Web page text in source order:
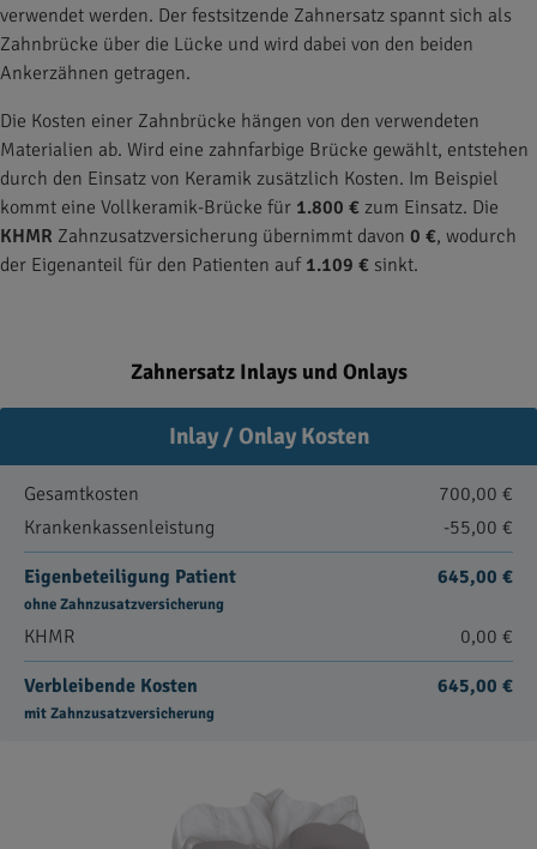
verwendet werden. Der festsitzende Zahnersatz spannt sich als
Zahnbrücke über die Lücke und wird dabei von den beiden
Ankerzähnen getragen.
Die Kosten einer Zahnbrücke hängen von den verwendeten
Materialien ab. Wird eine zahnfarbige Brücke gewählt, entstehen
durch den Einsatz von Keramik zusätzlich Kosten. Im Beispiel
kommt eine Vollkeramik-Brücke für 1.800 € zum Einsatz. Die
KHMR Zahnzusatzversicherung übernimmt davon 0 €, wodurch
der Eigenanteil für den Patienten auf 1.109 € sinkt.
Zahnersatz Inlays und Onlays
Inlay / Onlay Kosten
Gesamtkosten
700,00 €
Krankenkassenleistung
-55,00 €
Eigenbeteiligung Patient
ohne Zahnzusatzversicherung
645,00 €
KHMR 0,00 €
Verbleibende Kosten
mit Zahnzusatzversicherung
645,00 €